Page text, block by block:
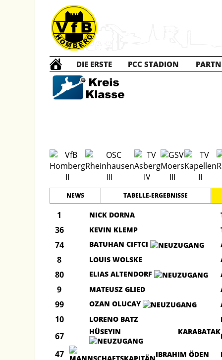
DIE ERSTE PCC STADION
NEWS TABELLE-ERGEBNISSE
1 NICK DORNA
36 KEVIN KLEMP
74 BATUHAN CIFTCI
8 LOUIS WOLSKE
80 ELIAS ALTENDORF
9 MATEUSZ GLIED
99 OZAN OLUCAY
10 LORENO BATZ
67 HÜSEYIN KARABATAK
47 IBRAHIM ÖDEN